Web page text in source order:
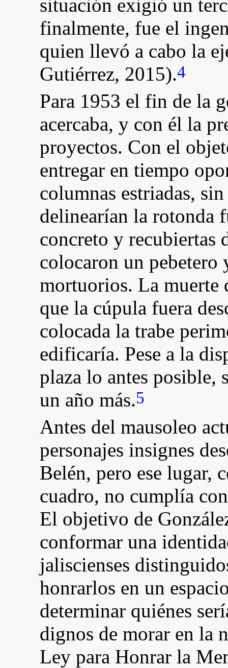
situación exigió un
finalmente, fue el
quien llevó a cabo la
Gutiérrez, 2015).4
Para 1953 el fin de la
acercaba, y con él la
proyectos. Con el
entregar en tiempo
columnas estriadas,
delinearían la rotonda
concreto y recubiertas
colocaron un pebetero
mortuorios. La muerte
que la cúpula fuera
colocada la trabe
edificaría. Pese a la
plaza lo antes posible,
un año más.5
Antes del mausoleo
personajes insignes
Belén, pero ese lugar,
cuadro, no cumplía
El objetivo de
conformar una
jaliscienses
honrarlos en un
determinar quiénes
dignos de morar en la
Ley para Honrar la